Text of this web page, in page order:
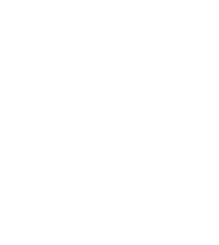
ежедневно